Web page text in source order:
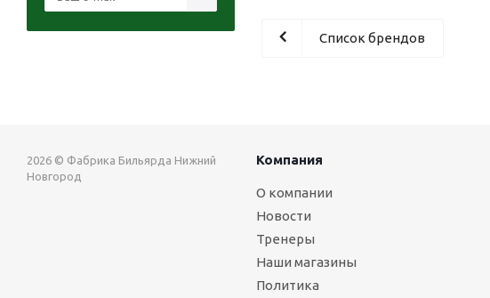
Список брендов
2026 © Фабрика Бильярда Нижний
Новгород
Компания
О компании
Новости
Тренеры
Наши магазины
Политика